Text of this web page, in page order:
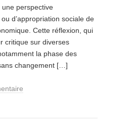
perspective
d’appropriation sociale de
Cette réflexion, qui
critique sur diverses
la phase des
changement […]